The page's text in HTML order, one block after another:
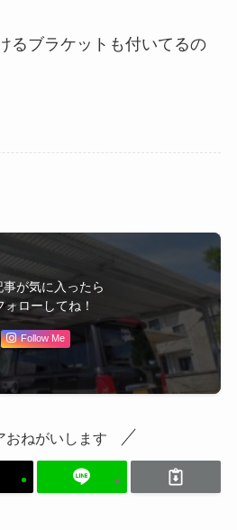
るブラケットも付いてるの
事が気に入ったら
ォローしてね！
Follow Me
おねがいします